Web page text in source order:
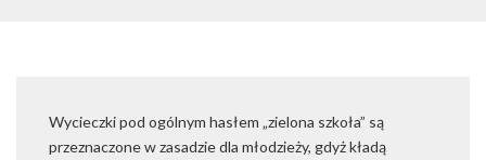
Wycieczki pod ogólnym hasłem „zielona szkoła” są
przeznaczone w zasadzie dla młodzieży, gdyż kładą